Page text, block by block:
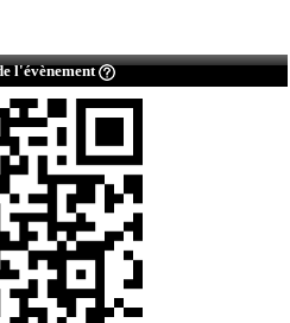
l'évènement